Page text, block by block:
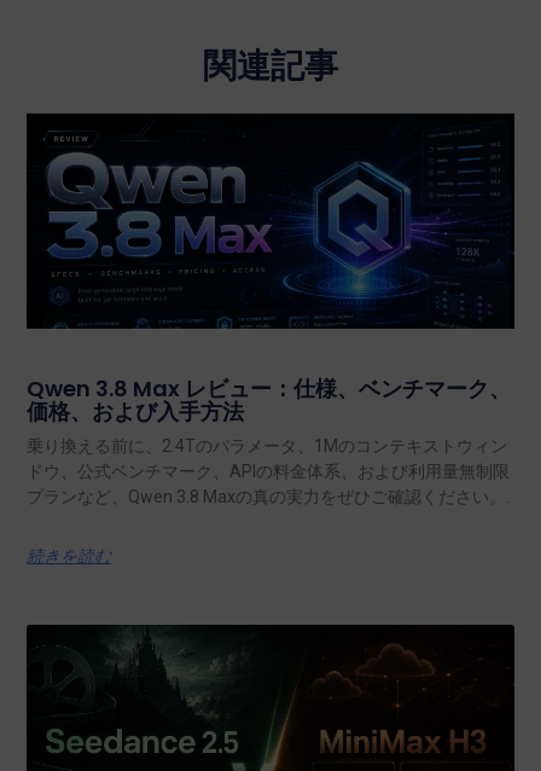
関連記事
Qwen 3.8 Max レビュー：仕様、ベンチマーク、
価格、および入手方法
乗り換える前に、2.4Tのパラメータ、1Mのコンテキストウィン
ドウ、公式ベンチマーク、APIの料金体系、および利用量無制限
プランなど、Qwen 3.8 Maxの真の実力をぜひご確認ください。.
続きを読む